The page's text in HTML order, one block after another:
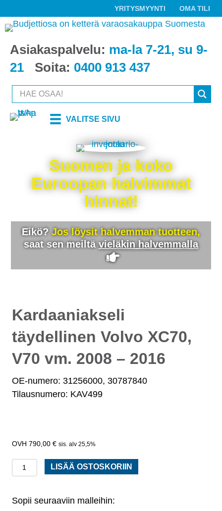
YRITYSMYYNTI OMA TILI
Asiakaspalvelu: ma-la 7-21, su 9-
21
Soita: 0400 913 437
VALITSE SIVU
Suomen ja koko
Euroopan halvimmat
hinnat!
Eikö? Jos löysit halvemman tuotteen,
saat sen meiltävieläkin halvemmalla
Kardaaniakseli
täydellinen Volvo XC70,
V70 vm. 2008 – 2016
OE-numero: 31256000, 30787840
Tilausnumero: KAV499
790,00 € sis. alv 25,5%
Kardaaniakseli
täydellinen
XC70,
LISÄÄ OSTOSKORIIN
Sopii seuraaviin malleihin: